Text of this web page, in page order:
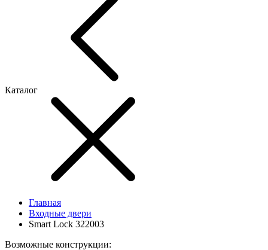
Каталог
Главная
Входные двери
Smart Lock 322003
Возможные конструкции: